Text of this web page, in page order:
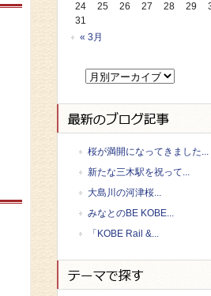
24
25 26 27 28 29
31
« 3月
桜が満開になってきました...
新たな三木駅を祝って...
大島川の河津桜...
みなとのBE KOBE...
「KOBE Rail &...